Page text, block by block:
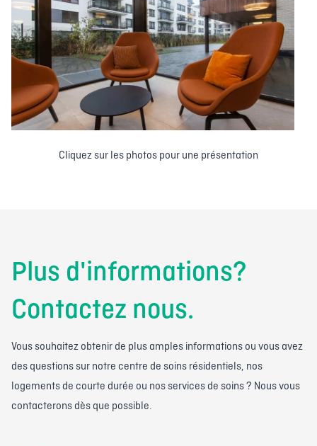
Cliquez sur les photos pour une présentation
Plus d'informations?
Contactez nous.
Vous souhaitez obtenir de plus amples informations ou vous avez
des questions sur notre centre de soins résidentiels, nos
logements de courte durée ou nos services de soins ? Nous vous
contacterons dès que possible.